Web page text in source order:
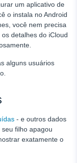
um aplicativo de
o instala no Android
você nem precisa
detalhes do iCloud
alguns usuários
- e outros dados
filho apagou
exatamente o